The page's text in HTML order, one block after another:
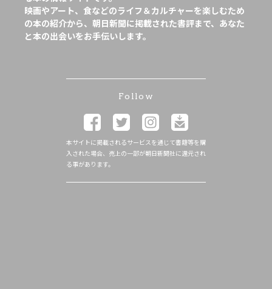
映画やアート、食などのライフ＆カルチャーを楽しむため
の本の紹介から、朝日新聞に掲載された書評まで、あなた
と本の出会いをお手伝いします。
Follow
本サイトに掲載されるサービスを通じて書籍等を購
入された場合、売上の一部が朝日新聞社に還元され
る事があります。